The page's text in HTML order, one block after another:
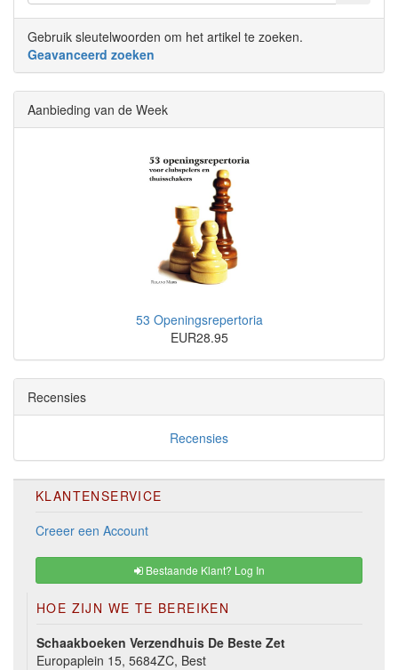
Gebruik sleutelwoorden om het artikel te zoeken.
Geavanceerd zoeken
Aanbieding van de Week
53 Openingsrepertoria
EUR28.95
Recensies
Recensies
KLANTENSERVICE
Creeer een Account
Bestaande Klant? Log In
HOE ZIJN WE TE BEREIKEN
Schaakboeken Verzendhuis De Beste Zet
Europaplein 15, 5684ZC, Best